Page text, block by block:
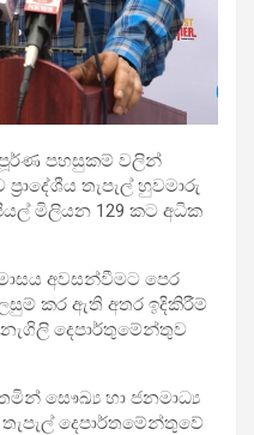
පහසුකම් වලින්
තැපැල් හුවමාරු
මිලියන 129 කට අධික
අවසන්වීමට පෙර
කර ඇති අතර ඉදිකිරීම්
දෙපාර්තුමේන්තුව
සෞඛ්‍ය හා ජනමාධ්‍ය
තැපැල් දෙපාර්තමේන්තුවේ